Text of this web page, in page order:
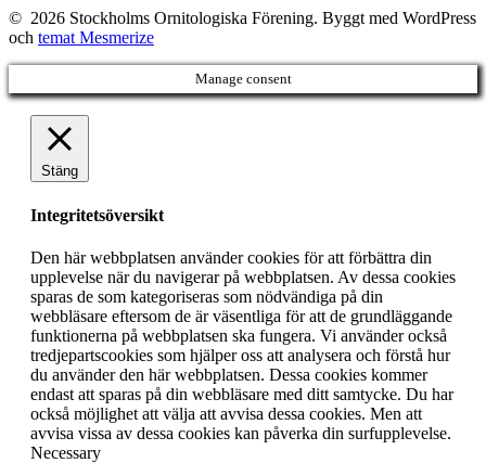
© 2026 Stockholms Ornitologiska Förening. Byggt med WordPress
och temat Mesmerize
Manage consent
Stäng
Integritetsöversikt
Den här webbplatsen använder cookies för att förbättra din
upplevelse när du navigerar på webbplatsen. Av dessa cookies
sparas de som kategoriseras som nödvändiga på din
webbläsare eftersom de är väsentliga för att de grundläggande
funktionerna på webbplatsen ska fungera. Vi använder också
tredjepartscookies som hjälper oss att analysera och förstå hur
du använder den här webbplatsen. Dessa cookies kommer
endast att sparas på din webbläsare med ditt samtycke. Du har
också möjlighet att välja att avvisa dessa cookies. Men att
avvisa vissa av dessa cookies kan påverka din surfupplevelse.
Necessary